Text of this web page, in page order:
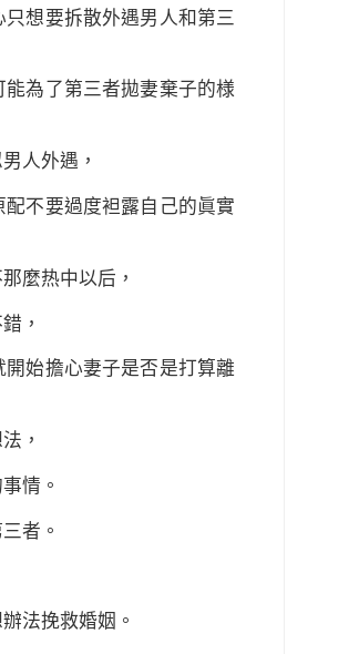
想要拆散外遇男人和第三
為了第三者拋妻棄子的様
人外遇，
不要過度袒露自己的眞實
麼热中以后，
，
始擔心妻子是否是打算離
，
情。
者。
法挽救婚姻。